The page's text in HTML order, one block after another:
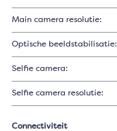
Main camera resolutie:
Optische beeldstabilisatie:
Selfie camera:
Selfie camera resolutie:
Connectiviteit